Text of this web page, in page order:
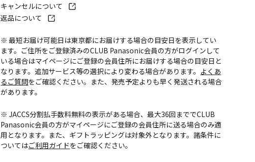
キャンセルについて
返品について
※ 最短お届け可能日は東京都にお届けする場合の目安日を表示してい
ます。ご住所をご登録済みのCLUB Panasonic会員の方がログインして
いる場合はマイページにご登録の会員住所にお届けする場合の目安日と
なります。追加サービス等の選択により変わる場合があります。 よくあ
るご質問をご確認ください。また、発売予定よりも早く発送される場合
があります。
※ JACCS分割払手数料無料の表示がある場合、最大36回まででCLUB
Panasonic会員の方がマイページにご登録の会員住所に送る場合のみ適
用となります。また、ギフトラッピングは対象外となります。諸条件に
ついてはご利用ガイドをご確認ください。